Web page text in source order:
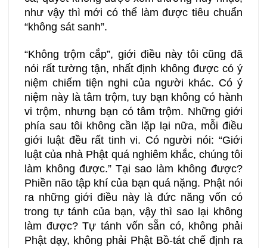
như vậy thì mới có thể làm được tiêu chuẩn
“không sát sanh”.
“Không trộm cắp”, giới điều này tôi cũng đã
nói rất tường tận, nhất định không được có ý
niệm chiếm tiện nghi của người khác. Có ý
niệm này là tâm trộm, tuy bạn không có hành
vi trộm, nhưng bạn có tâm trộm. Những giới
phía sau tôi không cần lặp lại nữa, mỗi điều
giới luật đều rất tinh vi. Có người nói: “Giới
luật của nhà Phật quá nghiêm khắc, chúng tôi
làm không được.” Tại sao làm không được?
Phiền não tập khí của bạn quá nặng. Phật nói
ra những giới điều này là đức năng vốn có
trong tự tánh của bạn, vậy thì sao lại không
làm được? Tự tánh vốn sẵn có, không phải
Phật dạy, không phải Phật Bồ-tát chế định ra